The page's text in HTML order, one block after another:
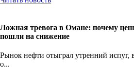
Ложная тревога в Омане: почему
пошли на снижение
Рынок нефти отыграл утренний испуг,
о...